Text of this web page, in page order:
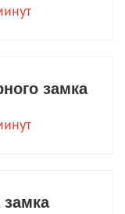
замка